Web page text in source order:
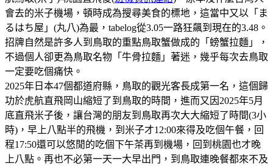
會去的米子機場，頓時成為搜尋美食的標地，這當中又以「ま
るはち屋」(丸八)為最，tabelog從3.05一路狂飆到現在的3.48。
招牌自然是許多人到鳥取的重點鳥取蟹做成的「螃蟹拉麵」，
不過個人卻更為鳥取名物「牛骨拉麵」著迷，幾乎每次去鳥取
一定要吃個痛快。
2025年日本47個都道府縣，鳥取的觀光客長成第一名，這個歸
功於虎航直飛岡山縮短了到鳥取的時間，進而又因2025年5月
底直飛米子後，讓台灣的朋友到鳥取再次大大縮短了時間(3小
時)，早上八點半的飛機，到米子才12:00來得及吃個午餐，回
程17:50還可以悠閒的吃個下午茶再到機場，回到桃園也才晚
上八點。再也不必第一天一大早出門，到鳥取連晚餐都來不及